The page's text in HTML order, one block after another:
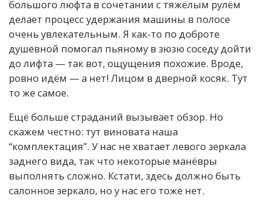
большого люфта в сочетании с тяжёлым рулём
делает процесс удержания машины в полосе
очень увлекательным. Я как-то по доброте
душевной помогал пьяному в зюзю соседу дойти
до лифта — так вот, ощущения похожие. Вроде,
ровно идём — а нет! Лицом в дверной косяк. Тут
то же самое.
Ещё больше страданий вызывает обзор. Но
скажем честно: тут виновата наша
“комплектация”. У нас не хватает левого зеркала
заднего вида, так что некоторые манёвры
выполнять сложно. Кстати, здесь должно быть
салонное зеркало, но у нас его тоже нет.